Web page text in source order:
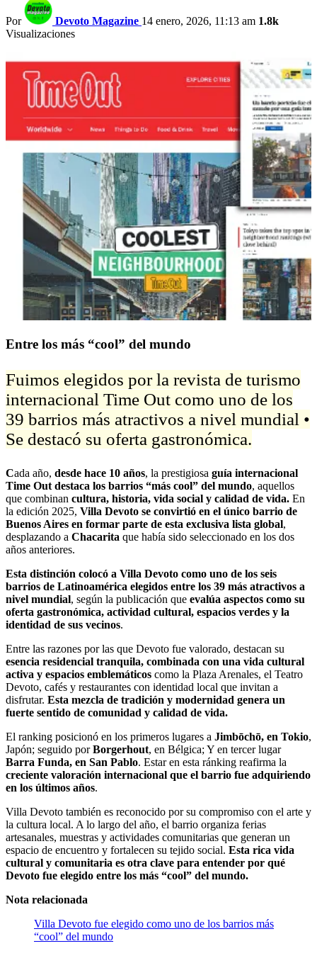
Por Devoto Magazine 14 enero, 2026, 11:13 am 1.8k
Visualizaciones
Entre los más “cool” del mundo
Fuimos elegidos por la revista de turismo
internacional Time Out como uno de los
39 barrios más atractivos a nivel mundial •
Se destacó su oferta gastronómica.
Cada año, desde hace 10 años, la prestigiosa guía internacional
Time Out destaca los barrios “más cool” del mundo, aquellos
que combinan cultura, historia, vida social y calidad de vida. En
la edición 2025, Villa Devoto se convirtió en el único barrio de
Buenos Aires en formar parte de esta exclusiva lista global,
desplazando a Chacarita que había sido seleccionado en los dos
años anteriores.
Esta distinción colocó a Villa Devoto como uno de los seis
barrios de Latinoamérica elegidos entre los 39 más atractivos a
nivel mundial, según la publicación que evalúa aspectos como su
oferta gastronómica, actividad cultural, espacios verdes y la
identidad de sus vecinos.
Entre las razones por las que Devoto fue valorado, destacan su
esencia residencial tranquila, combinada con una vida cultural
activa y espacios emblemáticos como la Plaza Arenales, el Teatro
Devoto, cafés y restaurantes con identidad local que invitan a
disfrutar. Esta mezcla de tradición y modernidad genera un
fuerte sentido de comunidad y calidad de vida.
El ranking posicionó en los primeros lugares a Jimbōchō, en Tokio,
Japón; seguido porBorgerhout, en Bélgica; Y en tercer lugar
Barra Funda, en San Pablo. Estar en esta ránking reafirma la
creciente valoración internacional que el barrio fue adquiriendo
en los últimos años.
Villa Devoto también es reconocido por su compromiso con el arte y
la cultura local. A lo largo del año, el barrio organiza ferias
artesanales, muestras y actividades comunitarias que generan un
espacio de encuentro y fortalecen su tejido social. Esta rica vida
cultural y comunitaria es otra clave para entender por qué
Devoto fue elegido entre los más “cool” del mundo.
Nota relacionada
Villa Devoto fue elegido como uno de los barrios más
“cool” del mundo